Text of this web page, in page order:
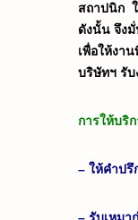
สถาปนิก
ดังนั้น จึง
เพื่อให้งา
บริษัทฯ รับ
การให้บริ
– ให้คำปรึ